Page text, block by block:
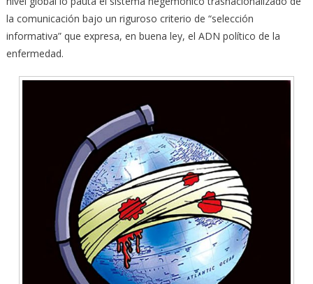
la comunicación bajo un riguroso criterio de “selección
informativa” que expresa, en buena ley, el ADN político de la
enfermedad.